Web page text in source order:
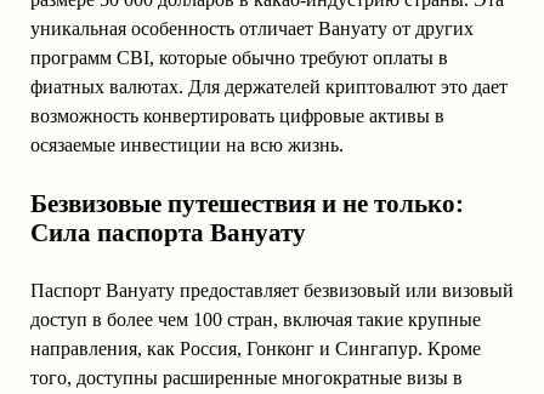
уникальная особенность отличает Вануату от других
программ CBI, которые обычно требуют оплаты в
фиатных валютах. Для держателей криптовалют это дает
возможность конвертировать цифровые активы в
осязаемые инвестиции на всю жизнь.
Безвизовые путешествия и не только:
Сила паспорта Вануату
Паспорт Вануату предоставляет безвизовый или визовый
доступ в более чем 100 стран, включая такие крупные
направления, как Россия, Гонконг и Сингапур. Кроме
того, доступны расширенные многократные визы в